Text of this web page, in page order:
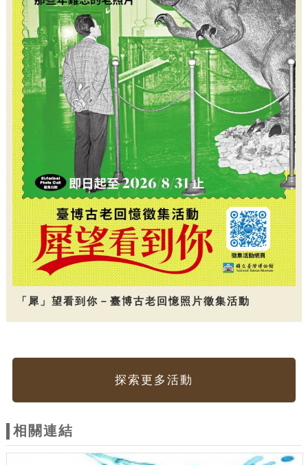
「犀」望看到你－臺博古老回憶照片徵集活動
探索更多活動
相關連結